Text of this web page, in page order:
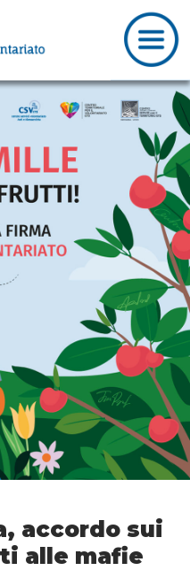
accordo sui
alle mafie